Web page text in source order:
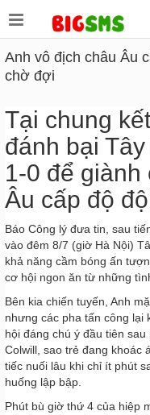
Anh vô địch châu Âu
chờ đợi
Tại chung
đánh bại
1-0 để giành
Âu cấp độ
Báo Công lý đưa tin, sau
vào đêm 8/7 (giờ Hà Nội)
khả năng cầm bóng ấn
cơ hội ngon ăn từ những
Bên kia chiến tuyến, Anh
nhưng các pha tấn công lại
hội đáng chú ý đầu tiên
Colwill, sao trẻ đang khoác
tiếc nuối lâu khi chỉ ít phút
huống lập bập.
Phút bù giờ thứ 4 của hiệp